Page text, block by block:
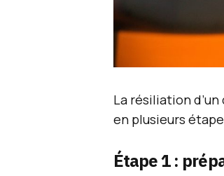
La résiliation
en plusieurs
Étape 1 :